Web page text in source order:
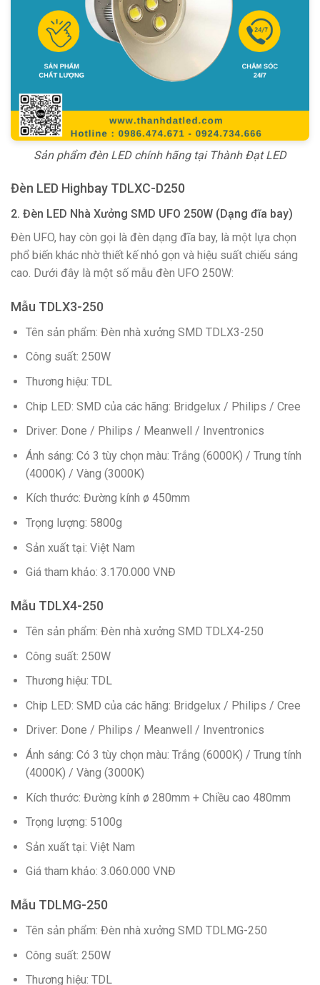
Sản phẩm đèn LED chính hãng tại Thành Đạt LED
Đèn LED Highbay TDLXC-D250
2. Đèn LED Nhà Xưởng SMD UFO 250W (Dạng đĩa bay)
Đèn UFO, hay còn gọi là đèn dạng đĩa bay, là một lựa chọn
phổ biến khác nhờ thiết kế nhỏ gọn và hiệu suất chiếu sáng
cao. Dưới đây là một số mẫu đèn UFO 250W:
Mẫu TDLX3-250
Tên sản phẩm: Đèn nhà xưởng SMD TDLX3-250
Công suất: 250W
Thương hiệu: TDL
Chip LED: SMD của các hãng: Bridgelux / Philips / Cree
Driver: Done / Philips / Meanwell / Inventronics
Ánh sáng: Có 3 tùy chọn màu: Trắng (6000K) / Trung tính
(4000K) / Vàng (3000K)
Kích thước: Đường kính ø 450mm
Trọng lượng: 5800g
Sản xuất tại: Việt Nam
Giá tham khảo: 3.170.000 VNĐ
Mẫu TDLX4-250
Tên sản phẩm: Đèn nhà xưởng SMD TDLX4-250
Công suất: 250W
Thương hiệu: TDL
Chip LED: SMD của các hãng: Bridgelux / Philips / Cree
Driver: Done / Philips / Meanwell / Inventronics
Ánh sáng: Có 3 tùy chọn màu: Trắng (6000K) / Trung tính
(4000K) / Vàng (3000K)
Kích thước: Đường kính ø 280mm + Chiều cao 480mm
Trọng lượng: 5100g
Sản xuất tại: Việt Nam
Giá tham khảo: 3.060.000 VNĐ
Mẫu TDLMG-250
Tên sản phẩm: Đèn nhà xưởng SMD TDLMG-250
Công suất: 250W
Thương hiệu: TDL